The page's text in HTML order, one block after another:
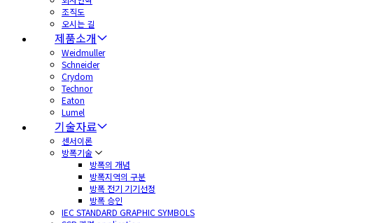
조직도
오시는 길
제품소개
Weidmuller
Schneider
Crydom
Technor
Eaton
Lumel
기술자료
센서이론
방폭기술
방폭의 개념
방폭지역의 구분
방폭 전기 기기선정
방폭 승인
IEC STANDARD GRAPHIC SYMBOLS